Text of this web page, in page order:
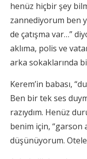
henüz hiçbir şey
zannediyorum ben
de çatışma var…”
aklıma, polis ve
arka sokaklarında
Kerem’in babası,
Ben bir tek ses
razıydım. Henüz
benim için, “garson
düşünüyorum.